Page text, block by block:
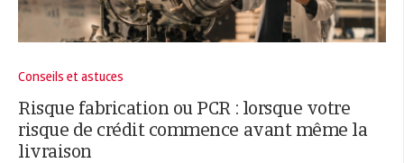
Conseils et astuces
Risque fabrication ou PCR : lorsque votre
risque de crédit commence avant même la
livraison